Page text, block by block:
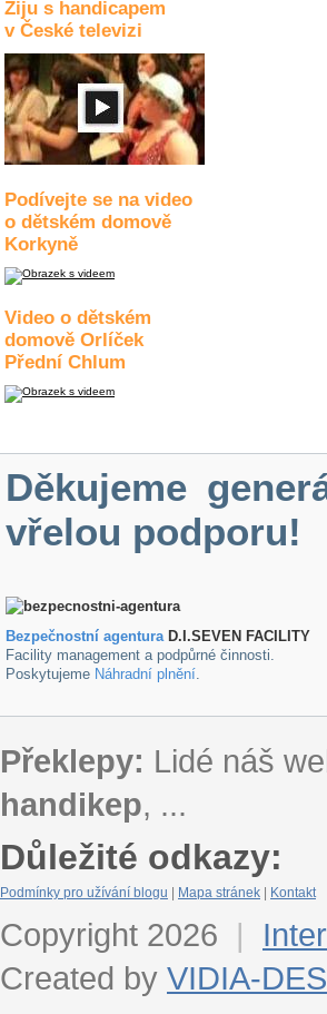
Žiju s handicapem
v České televizi
Podívejte se na video
o dětském domově
Korkyně
Video o dětském
domově Orlíček
Přední Chlum
Děkujeme
vřelou podporu!
Bezpečnostní agenturaD.I.SEVEN FACILITY
Facility management a podpůrné činnosti.
Poskytujeme Náhradní plnění.
Překlepy: Lidé náš
handikep, ...
Důležité odkazy:
Podmínky pro užívání blogu Mapa stránek Kontakt
Copyright 2026 |
Created by VIDIA-